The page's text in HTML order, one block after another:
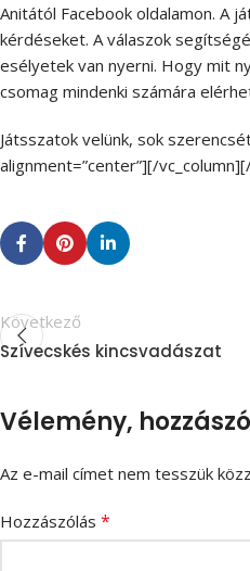
Anitától Facebook oldalamon. A
kérdéseket. A válaszok
esélyetek van nyerni. Hogy mit
csomag mindenki számára
Játsszatok velünk, sok
alignment=”center”][/
Következő
Szívecskés kincsvadászat
Vélemény,
Az e-mail címet nem tesszük
Hozzászólás *